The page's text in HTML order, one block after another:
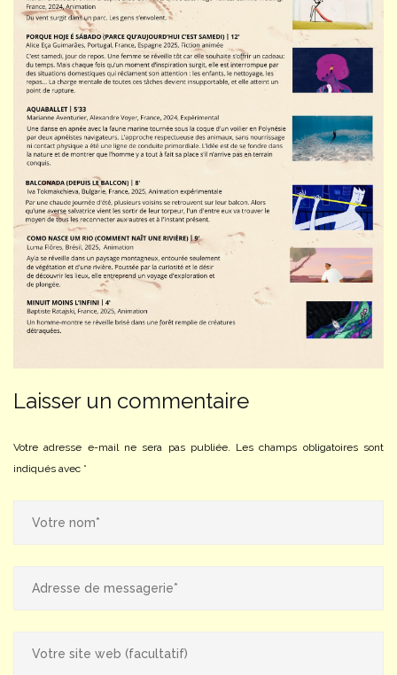
Laisser un commentaire
Votre adresse e-mail ne sera pas publiée. Les champs obligatoires sont
indiqués avec *